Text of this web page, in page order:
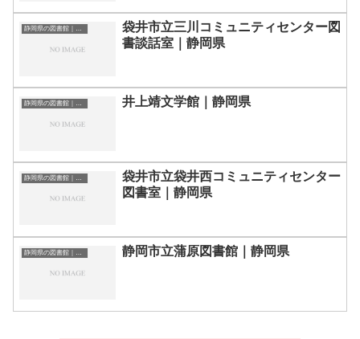
静岡県の図書館｜勉強できる場所
袋井市立三川コミュニティセンター図
書談話室｜静岡県
静岡県の図書館｜勉強できる場所 井上靖文学館｜静岡県
静岡県の図書館｜勉強できる場所
袋井市立袋井西コミュニティセンター
図書室｜静岡県
静岡市立蒲原図書館｜静岡県